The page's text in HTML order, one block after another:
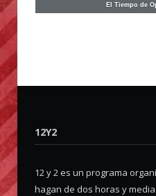
El Tiempo de
12Y2
12 y 2 es un programa
hagan de dos horas y